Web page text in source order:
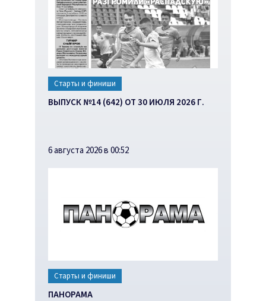
Старты и финиши
ВЫПУСК №14 (642) ОТ 30 ИЮЛЯ 2026 Г.
6 августа 2026 в 00:52
Старты и финиши
ПАНОРАМА